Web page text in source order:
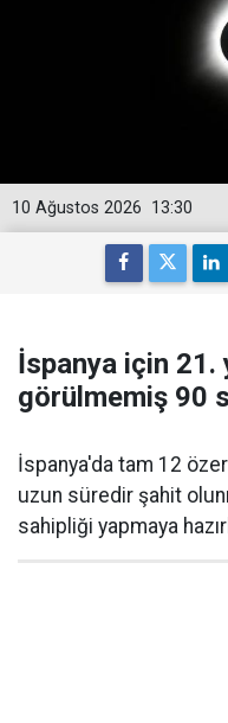
13:30
10 Ağustos 2026
İspanya için 21.
görülmemiş 90
İspanya'da tam 12
uzun süredir şahit
sahipliği yapmaya